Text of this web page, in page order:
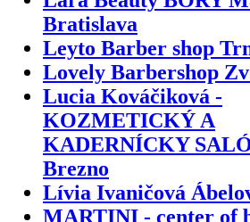
Bratislava
Leyto Barber shop
Lovely Barbershop
Lucia Kováčiková -
KOZMETICKÝ A
KADERNÍCKY
Brezno
Lívia Ivaničová
MARTINI - center of